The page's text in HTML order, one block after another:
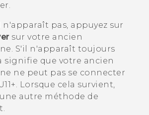
n'apparaît pas, appuyez sur
sur votre ancien
S'il n'apparaît toujours
signifie que votre ancien
ne peut pas se connecter
. Lorsque cela survient,
une autre méthode de